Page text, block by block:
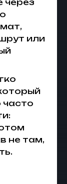
через
или
часто
не там,